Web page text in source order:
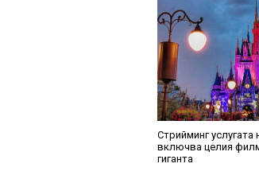
Стрийминг услугата
включва целия
гиганта